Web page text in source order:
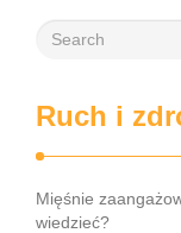
Ruch i
Mięśnie
wiedzieć?